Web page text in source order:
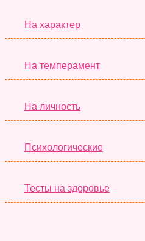
На характер
На темперамент
На личность
Психологические
Тесты на здоровье